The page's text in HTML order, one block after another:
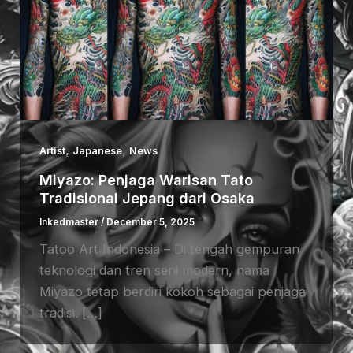
Artist,Japanese, News
Miyazo: Penjaga Warisan Tato
Tradisional Jepang dari Osaka
Inkedmaster/ December 5, 2025
Tatoo Art Indonesia – Di tengah gempuran
teknologi dan tren seni modern, nama
Miyazo tetap berdiri kokoh sebagai penjaga
tradisi. […]